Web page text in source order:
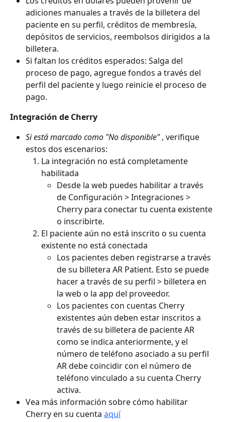
adiciones manuales a través de la billetera del
paciente en su perfil, créditos de membresía,
depósitos de servicios, reembolsos dirigidos a la
billetera.
Si faltan los créditos esperados: Salga del
proceso de pago, agregue fondos a través del
perfil del paciente y luego reinicie el proceso de
pago.
Integración de Cherry
Si está marcado como "No disponible" , verifique
estos dos escenarios:
La integración no está completamente
habilitada
Desde la web puedes habilitar a través
de Configuración > Integraciones >
Cherry para conectar tu cuenta existente
o inscribirte.
El paciente aún no está inscrito o su cuenta
existente no está conectada
Los pacientes deben registrarse a través
de su billetera AR Patient. Esto se puede
hacer a través de su perfil > billetera en
la web o la app del proveedor.
Los pacientes con cuentas Cherry
existentes aún deben estar inscritos a
través de su billetera de paciente AR
como se indica anteriormente, y el
número de teléfono asociado a su perfil
AR debe coincidir con el número de
teléfono vinculado a su cuenta Cherry
activa.
Vea más información sobre cómo habilitar
Cherry en su cuenta aquí